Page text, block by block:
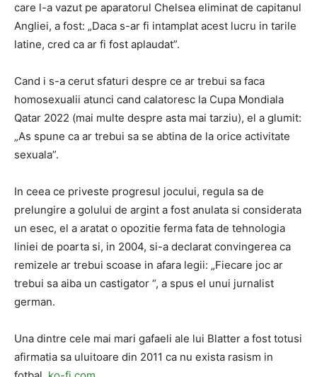
care l-a vazut pe aparatorul Chelsea eliminat de capitanul
Angliei, a fost: „Daca s-ar fi intamplat acest lucru in tarile
latine, cred ca ar fi fost aplaudat”.
Cand i s-a cerut sfaturi despre ce ar trebui sa faca
homosexualii atunci cand calatoresc la Cupa Mondiala
Qatar 2022 (mai multe despre asta mai tarziu), el a glumit:
„As spune ca ar trebui sa se abtina de la orice activitate
sexuala”.
In ceea ce priveste progresul jocului, regula sa de
prelungire a golului de argint a fost anulata si considerata
un esec, el a aratat o opozitie ferma fata de tehnologia
liniei de poarta si, in 2004, si-a declarat convingerea ca
remizele ar trebui scoase in afara legii: „Fiecare joc ar
trebui sa aiba un castigator “, a spus el unui jurnalist
german.
Una dintre cele mai mari gafaeli ale lui Blatter a fost totusi
afirmatia sa uluitoare din 2011 ca nu exista rasism in